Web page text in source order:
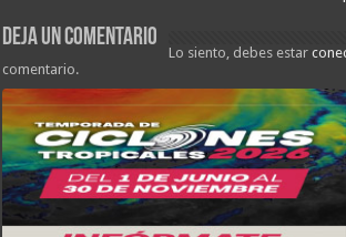
Deja un comentario
Lo siento, debes estar
comentario.